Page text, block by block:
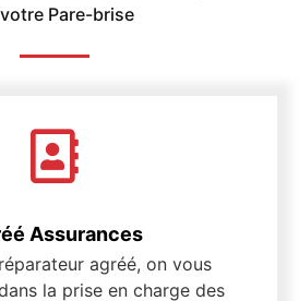
Pare-brise
Assurances
agréé, on vous
la prise en charge des